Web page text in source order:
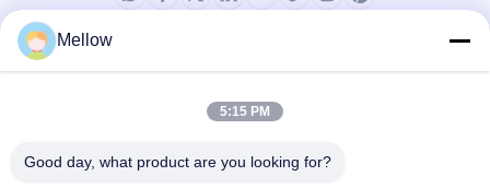
상품
회사 프로필
품질 관리
Mellow
5:15 PM
Good day, what product are you looking for?